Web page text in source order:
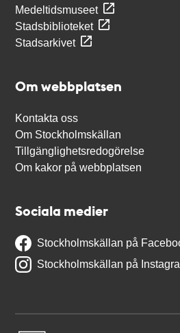
Medeltidsmuseet
Stadsbiblioteket
Stadsarkivet
Om webbplatsen
Kontakta oss
Om Stockholmskällan
Tillgänglighetsredogörelse
Om kakor på webbplatsen
Sociala medier
Stockholmskällan på
Stockholmskällan på